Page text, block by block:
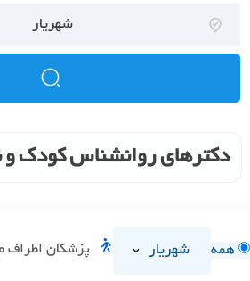
شهریار
دکترهای روانشناس کودک و
همه شهریار پزشکان اطراف